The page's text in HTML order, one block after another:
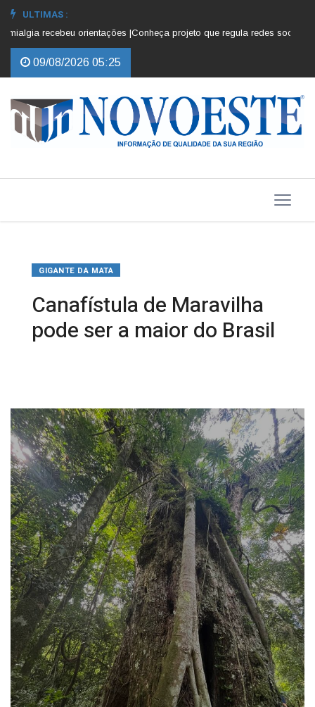
ULTIMAS :
recebeu orientações |Conheça projeto que regula redes sociais
09/08/2026 05:25
GIGANTE DA MATA
Canafístula de Maravilha
pode ser a maior do Brasil